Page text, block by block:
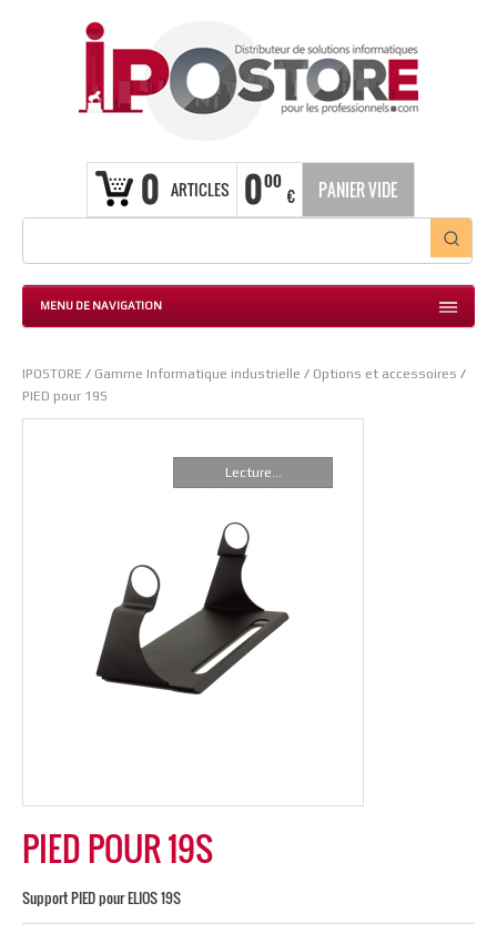
0 ARTICLES 000
€ PANIER VIDE
MENU DE NAVIGATION
IPOSTORE / Gamme Informatique industrielle / Options et accessoires /
PIED pour 19S
Lecture...
PIED POUR 19S
Support PIED pour ELIOS 19S